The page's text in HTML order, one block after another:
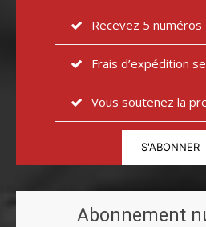
Recevez 5 numéros
Frais d’expédition
Vous soutenez la
S'ABONNER
Abonnement